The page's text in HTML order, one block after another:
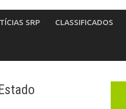
SRP CLASSIFICADOS